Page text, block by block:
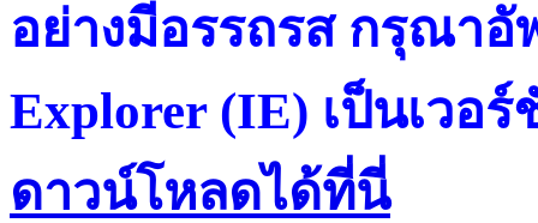
อย่างมีอรรถรส กรุณาอั
Explorer (IE) เป็นเวอ
ดาวน์โหลดได้ที่น